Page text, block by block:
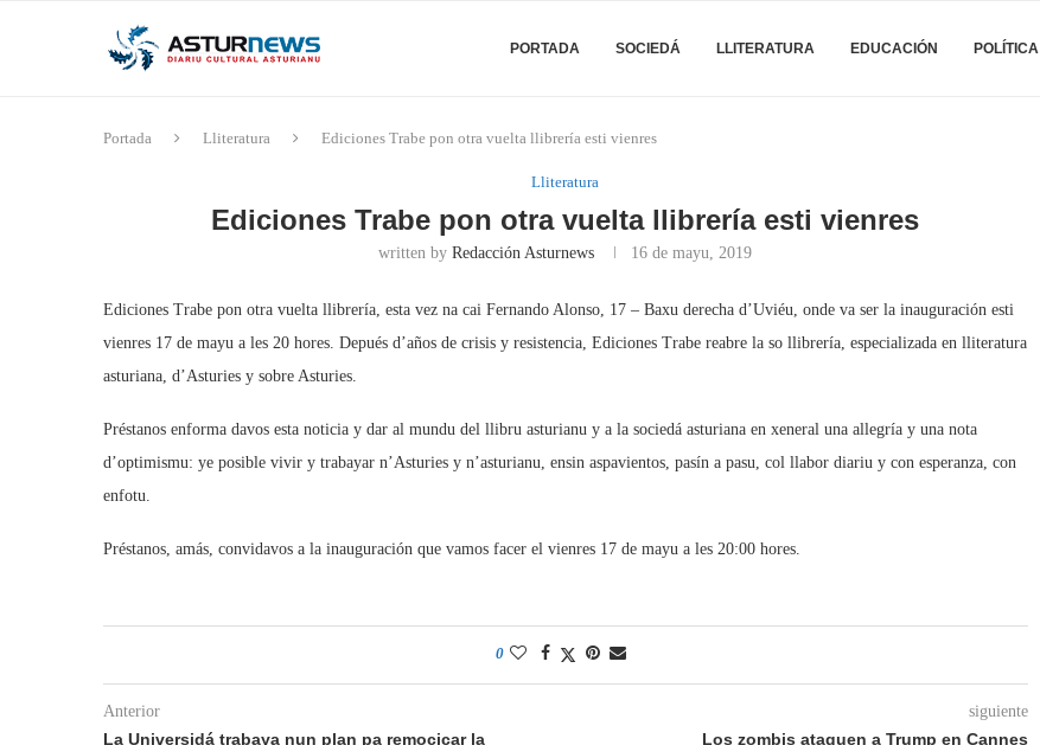
PORTADA SOCIEDÁ LLITERATURA EDUCACIÓN POLÍTICA
Portada Lliteratura Ediciones Trabe pon otra vuelta llibrería esti vienres
Lliteratura
Ediciones Trabe pon otra vuelta llibrería esti vienres
written byRedacción Asturnews 16 de mayu, 2019
Ediciones Trabe pon otra vuelta llibrería, esta vez na cai Fernando Alonso, 17 – Baxu derecha d’Uviéu, onde va ser la inauguración esti
vienres 17 de mayu a les 20 hores. Depués d’años de crisis y resistencia, Ediciones Trabe reabre la so llibrería, especializada en lliteratura
asturiana, d’Asturies y sobre Asturies.
Préstanos enforma davos esta noticia y dar al mundu del llibru asturianu y a la sociedá asturiana en xeneral una allegría y una nota
d’optimismu: ye posible vivir y trabayar n’Asturies y n’asturianu, ensin aspavientos, pasín a pasu, col llabor diariu y con esperanza, con
enfotu.
Préstanos, amás, convidavos a la inauguración que vamos facer el vienres 17 de mayu a les 20:00 hores.
0
Anterior
La Universidá trabaya nun plan pa remocicar la
siguiente
Los zombis ataquen a Trump en Cannes